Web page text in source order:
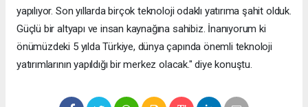
yapılıyor. Son yıllarda birçok teknoloji odaklı yatırıma şahit olduk.
Güçlü bir altyapı ve insan kaynağına sahibiz. İnanıyorum ki
önümüzdeki 5 yılda Türkiye, dünya çapında önemli teknoloji
yatırımlarının yapıldığı bir merkez olacak." diye konuştu.